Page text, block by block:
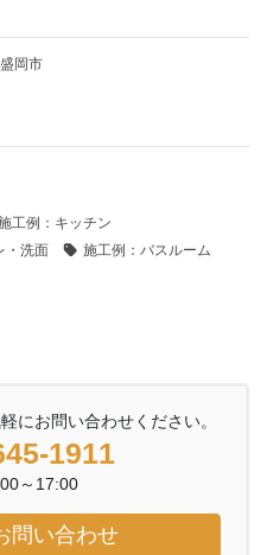
岡市
工例：キッチン
・洗面
施工例：バスルーム
にお問い合わせください。
1911
～17:00
問い合わせ